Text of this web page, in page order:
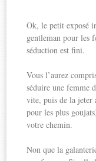
Ok, le petit exposé
gentleman pour les
séduction est fini.
Vous l’aurez
séduire une femme
vite, puis de la
pour les plus
votre chemin.
Non que la